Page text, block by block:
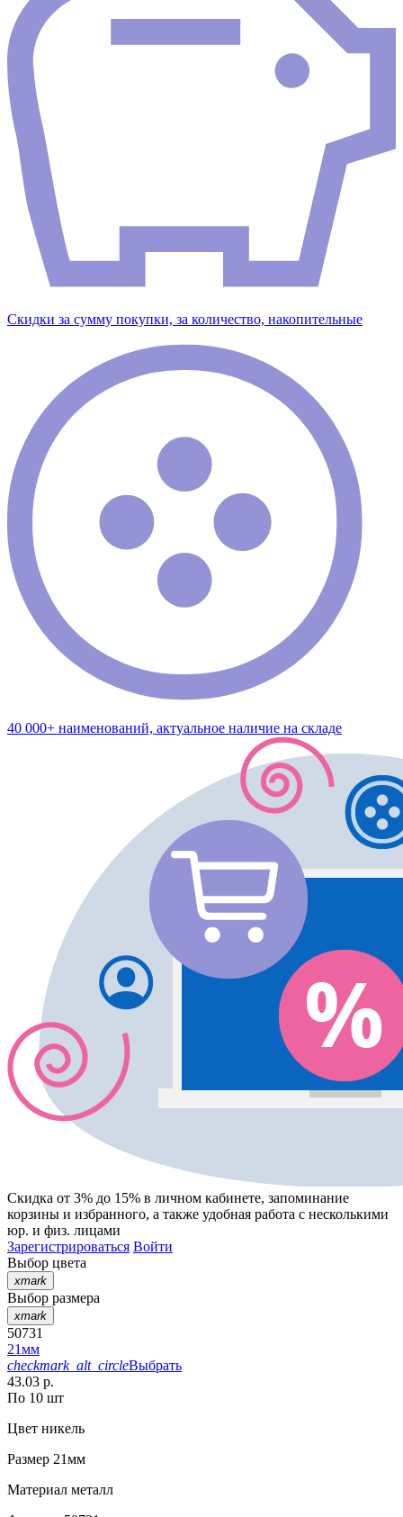
Скидки за сумму покупки, за количество, накопительные
40 000+ наименований, актуальное наличие на складе
Скидка от 3% до 15% в личном кабинете, запоминание
корзины и избранного, а также удобная работа с несколькими
юр. и физ. лицами
Зарегистрироваться Войти
Выбор цвета
xmark
Выбор размера
xmark
50731
21мм
checkmark_alt_circleВыбрать
43.03 р.
По 10 шт
Цвет никель
Размер 21мм
Материал металл